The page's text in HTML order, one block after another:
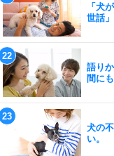
「犬
世話」
語り
間にも
犬の
い。